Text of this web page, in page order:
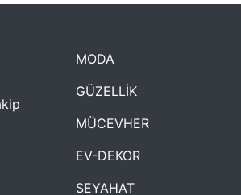
MODA
GÜZELLİK
MÜCEVHER
EV-DEKOR
SEYAHAT